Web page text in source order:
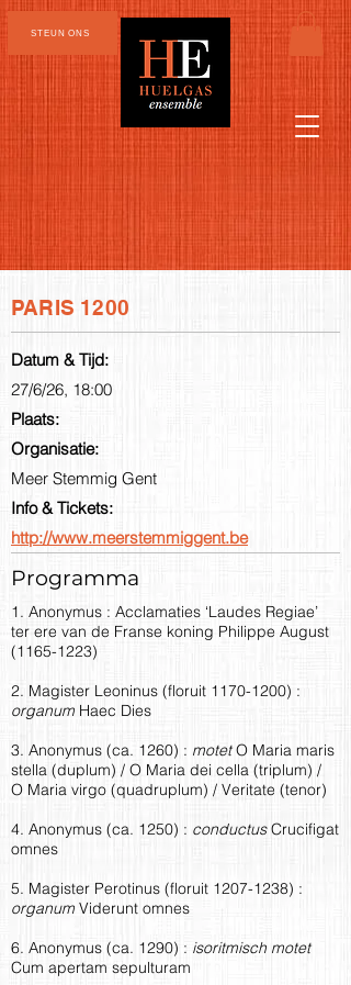
STEUN ONS
PARIS 1200
Datum & Tijd:
27/6/26, 18:00
Plaats:
Organisatie:
Meer Stemmig Gent
Info & Tickets:
http://www.meerstemmiggent.be
Programma
1. Anonymus : Acclamaties ‘Laudes Regiae’
ter ere van de Franse koning Philippe August
(1165-1223)
2. Magister Leoninus (floruit 1170-1200) :
organum Haec Dies
3. Anonymus (ca. 1260) : motetO Maria maris
stella (duplum) / O Maria dei cella (triplum) /
O Maria virgo (quadruplum) / Veritate (tenor)
4. Anonymus (ca. 1250) : conductusCrucifigat
omnes
5. Magister Perotinus (floruit 1207-1238) :
organum Viderunt omnes
6. Anonymus (ca. 1290) : isoritmisch motet
Cum apertam sepulturam